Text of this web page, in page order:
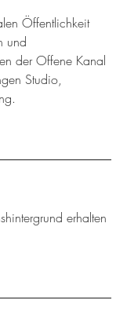
Öffentlichkeit
und
der Offene Kanal
Studio,
erhalten